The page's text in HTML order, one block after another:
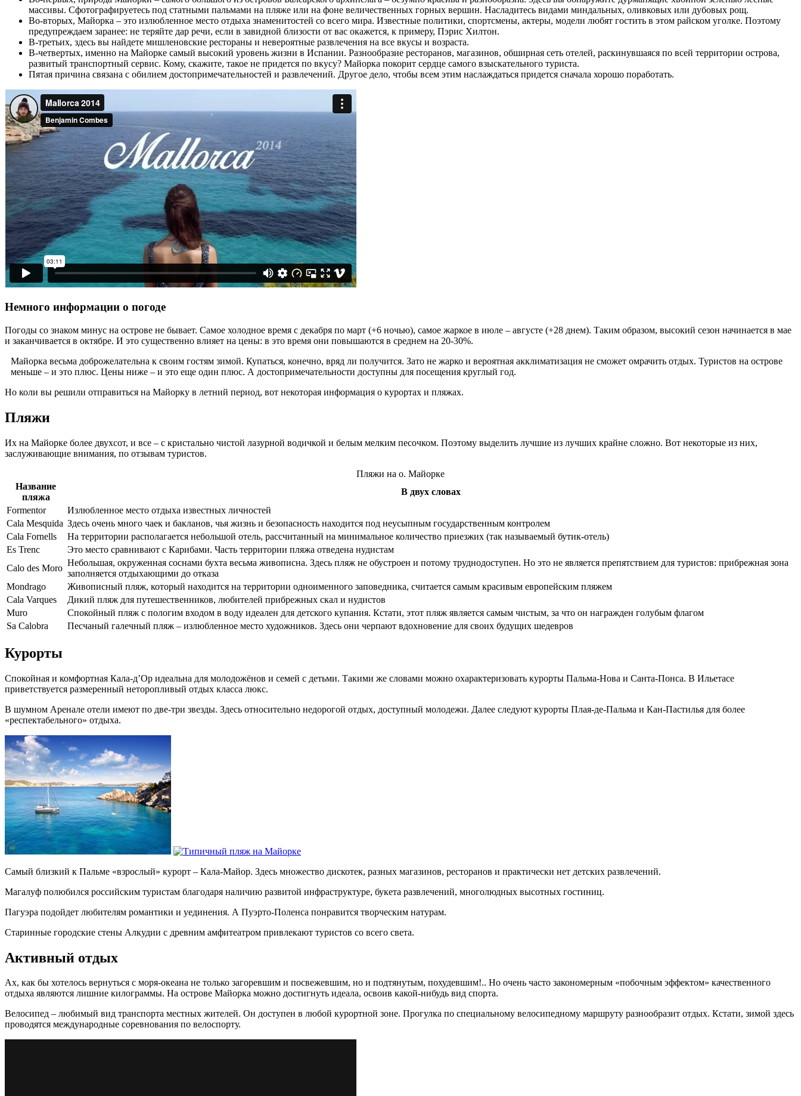
массивы. Сфотографируетесь под статными пальмами на пляже или на фоне величественных горных вершин. Насладитесь видами миндальных, оливковых или дубовых рощ.
Во-вторых, Майорка – это излюбленное место отдыха знаменитостей со всего мира. Известные политики, спортсмены, актеры, модели любят гостить в этом райском уголке. Поэтому
предупреждаем заранее: не теряйте дар речи, если в завидной близости от вас окажется, к примеру, Пэрис Хилтон.
В-третьих, здесь вы найдете мишленовские рестораны и невероятные развлечения на все вкусы и возраста.
В-четвертых, именно на Майорке самый высокий уровень жизни в Испании. Разнообразие ресторанов, магазинов, обширная сеть отелей, раскинувшаяся по всей территории острова,
развитый транспортный сервис. Кому, скажите, такое не придется по вкусу? Майорка покорит сердце самого взыскательного туриста.
Пятая причина связана с обилием достопримечательностей и развлечений. Другое дело, чтобы всем этим наслаждаться придется сначала хорошо поработать.
Немного информации о погоде
Погоды со знаком минус на острове не бывает. Самое холодное время с декабря по март (+6 ночью), самое жаркое в июле – августе (+28 днем). Таким образом, высокий сезон начинается в мае
и заканчивается в октябре. И это существенно влияет на цены: в это время они повышаются в среднем на 20-30%.
Майорка весьма доброжелательна к своим гостям зимой. Купаться, конечно, вряд ли получится. Зато не жарко и вероятная акклиматизация не сможет омрачить отдых. Туристов на острове
меньше – и это плюс. Цены ниже – и это еще один плюс. А достопримечательности доступны для посещения круглый год.
Но коли вы решили отправиться на Майорку в летний период, вот некоторая информация о курортах и пляжах.
Пляжи
Их на Майорке более двухсот, и все – с кристально чистой лазурной водичкой и белым мелким песочком. Поэтому выделить лучшие из лучших крайне сложно. Вот некоторые из них,
заслуживающие внимания, по отзывам туристов.
Пляжи на о. Майорке
Название
пляжа
В двух словах
Formentor
Излюбленное место отдыха известных личностей
Cala Mesquida Здесь очень много чаек и бакланов, чья жизнь и безопасность находится под неусыпным государственным контролем
Cala Fornells
На территории располагается небольшой отель, рассчитанный на минимальное количество приезжих (так называемый бутик-отель)
Es Trenc
Это место сравнивают с Карибами. Часть территории пляжа отведена нудистам
Calo des Moro
Небольшая, окруженная соснами бухта весьма живописна. Здесь пляж не обустроен и потому труднодоступен. Но это не является препятствием для туристов: прибрежная зона
заполняется отдыхающими до отказа
Mondrago
Живописный пляж, который находится на территории одноименного заповедника, считается самым красивым европейским пляжем
Cala Varques
Дикий пляж для путешественников, любителей прибрежных скал и нудистов
Muro
Спокойный пляж с пологим входом в воду идеален для детского купания. Кстати, этот пляж является самым чистым, за что он награжден голубым флагом
Sa Calobra
Песчаный галечный пляж – излюбленное место художников. Здесь они черпают вдохновение для своих будущих шедевров
Курорты
Спокойная и комфортная Кала-д’Ор идеальна для молодожёнов и семей с детьми. Такими же словами можно охарактеризовать курорты Пальма-Нова и Санта-Понса. В Ильетасе
приветствуется размеренный неторопливый отдых класса люкс.
В шумном Аренале отели имеют по две-три звезды. Здесь относительно недорогой отдых, доступный молодежи. Далее следуют курорты Плая-де-Пальма и Кан-Пастилья для более
«респектабельного» отдыха.
Самый близкий к Пальме «взрослый» курорт – Кала-Майор. Здесь множество дискотек, разных магазинов, ресторанов и практически нет детских развлечений.
Магалуф полюбился российским туристам благодаря наличию развитой инфраструктуре, букета развлечений, многолюдных высотных гостиниц.
Пагуэра подойдет любителям романтики и уединения. А Пуэрто-Поленса понравится творческим натурам.
Старинные городские стены Алкудии с древним амфитеатром привлекают туристов со всего света.
Активный отдых
Ах, как бы хотелось вернуться с моря-океана не только загоревшим и посвежевшим, но и подтянутым, похудевшим!.. Но очень часто закономерным «побочным эффектом» качественного
отдыха являются лишние килограммы. На острове Майорка можно достигнуть идеала, освоив какой-нибудь вид спорта.
Велосипед – любимый вид транспорта местных жителей. Он доступен в любой курортной зоне. Прогулка по специальному велосипедному маршруту разнообразит отдых. Кстати, зимой здесь
проводятся международные соревнования по велоспорту.